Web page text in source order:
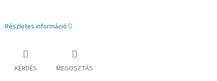
Részletes információ
KÉRDÉS MEGOSZTÁS